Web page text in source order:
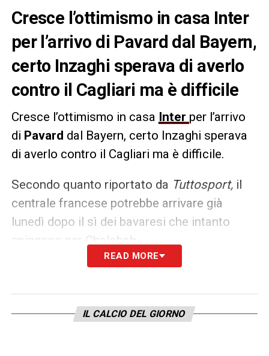
Cresce l’ottimismo in casa Inter
per l’arrivo di Pavard dal Bayern,
certo Inzaghi sperava di averlo
contro il Cagliari ma è difficile
Cresce l’ottimismo in casa Inter per l’arrivo
di Pavard dal Bayern, certo Inzaghi sperava
di averlo contro il Cagliari ma è difficile.
Secondo quanto riportato da Tuttosport,il
centrale francese potrebbe arrivare già
lunedì dopo il sì dei bavaresi che intanto
spingono per Chalobah.
READ MORE
IL CALCIO DEL GIORNO